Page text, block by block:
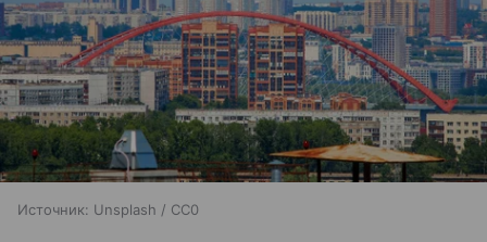
Источник: Unsplash / CC0